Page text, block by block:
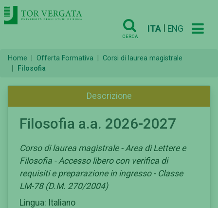
CERCA
ITA ENG
Home Offerta Formativa
Corsi di laurea magistrale
Filosofia
Descrizione
Filosofia a.a. 2026-2027
Corso di laurea magistrale - Area di Lettere e
Filosofia - Accesso libero con verifica di
requisiti e preparazione in ingresso - Classe
LM-78 (D.M. 270/2004)
Lingua: Italiano